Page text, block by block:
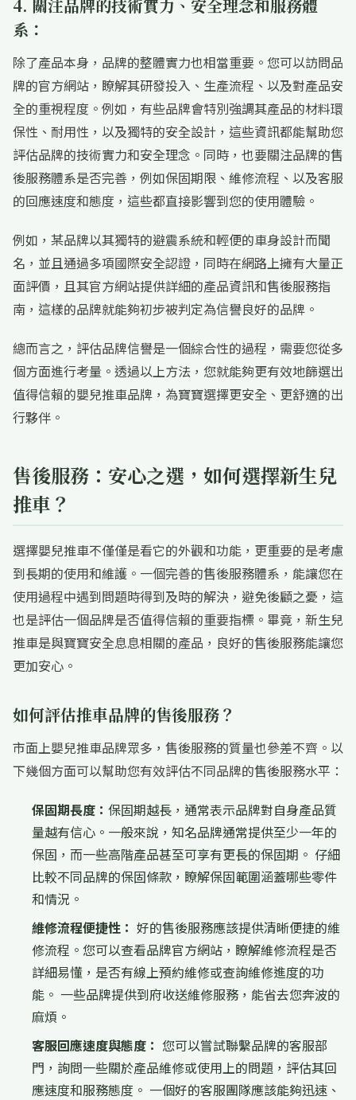
4. 關注品牌的技術實力、安全理念和服務體
系：
除了產品本身，品牌的整體實力也相當重要。您可以訪問品
牌的官方網站，瞭解其研發投入、生產流程、以及對產品安
全的重視程度。例如，有些品牌會特別強調其產品的材料環
保性、耐用性，以及獨特的安全設計，這些資訊都能幫助您
評估品牌的技術實力和安全理念。同時，也要關注品牌的售
後服務體系是否完善，例如保固期限、維修流程、以及客服
的回應速度和態度，這些都直接影響到您的使用體驗。
例如，某品牌以其獨特的避震系統和輕便的車身設計而聞
名，並且通過多項國際安全認證，同時在網路上擁有大量正
面評價，且其官方網站提供詳細的產品資訊和售後服務指
南，這樣的品牌就能夠初步被判定為信譽良好的品牌。
總而言之，評估品牌信譽是一個綜合性的過程，需要您從多
個方面進行考量。透過以上方法，您就能夠更有效地篩選出
值得信賴的嬰兒推車品牌，為寶寶選擇更安全、更舒適的出
行夥伴。
售後服務：安心之選，如何選擇新生兒
推車？
選擇嬰兒推車不僅僅是看它的外觀和功能，更重要的是考慮
到長期的使用和維護。一個完善的售後服務體系，能讓您在
使用過程中遇到問題時得到及時的解決，避免後顧之憂，這
也是評估一個品牌是否值得信賴的重要指標。畢竟，新生兒
推車是與寶寶安全息息相關的產品，良好的售後服務能讓您
更加安心。
如何評估推車品牌的售後服務？
市面上嬰兒推車品牌眾多，售後服務的質量也參差不齊。以
下幾個方面可以幫助您有效評估不同品牌的售後服務水平：
保固期長度： 保固期越長，通常表示品牌對自身產品質
量越有信心。一般來說，知名品牌通常提供至少一年的
保固，而一些高階產品甚至可享有更長的保固期。 仔細
比較不同品牌的保固條款，瞭解保固範圍涵蓋哪些零件
和情況。
維修流程便捷性： 好的售後服務應該提供清晰便捷的維
修流程。您可以查看品牌官方網站，瞭解維修流程是否
詳細易懂，是否有線上預約維修或查詢維修進度的功
能。 一些品牌提供到府收送維修服務，能省去您奔波的
麻煩。
客服回應速度與態度： 您可以嘗試聯繫品牌的客服部
門，詢問一些關於產品維修或使用上的問題，評估其回
應速度和服務態度。 一個好的客服團隊應該能夠迅速、